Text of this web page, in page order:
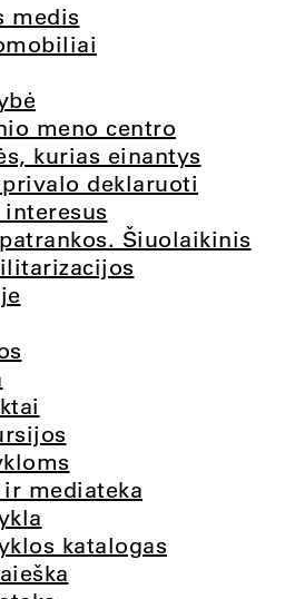
medis
meno centro
kurias einantys
deklaruoti
Šiuolaikinis
mediateka
katalogas